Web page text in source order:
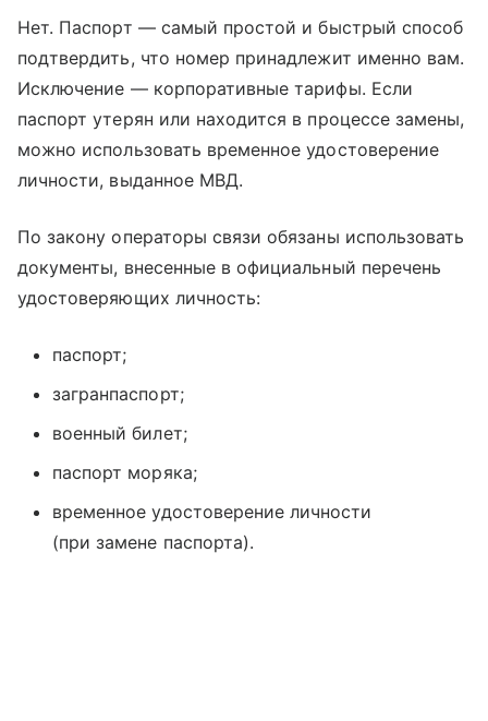
Нет. Паспорт — самый простой и быстрый способ
подтвердить, что номер принадлежит именно вам.
Исключение — корпоративные тарифы. Если
паспорт утерян или находится в процессе замены,
можно использовать временное удостоверение
личности, выданное МВД.
По закону операторы связи обязаны использовать
документы, внесенные в официальный перечень
удостоверяющих личность:
паспорт;
загранпаспорт;
военный билет;
паспорт моряка;
временное удостоверение личности
(при замене паспорта).